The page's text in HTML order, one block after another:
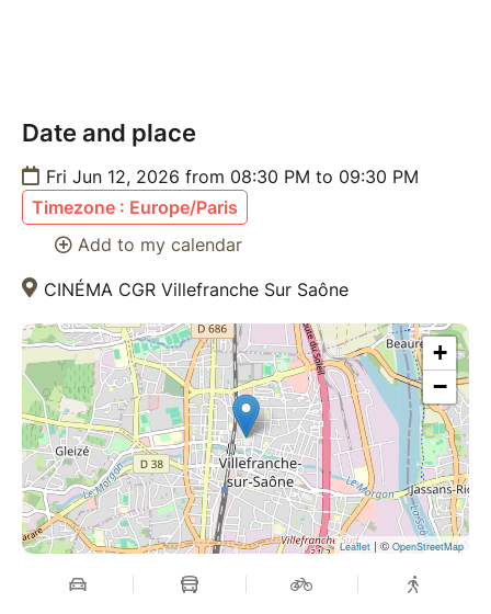
Date and place
Fri Jun 12, 2026 from 08:30 PM to 09:30 PM
Timezone : Europe/Paris
Add to my calendar
CINÉMA CGR Villefranche Sur Saône
+
−
Leaflet | © OpenStreetMap